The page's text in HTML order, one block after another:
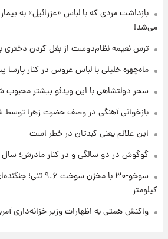
تیم را ترک کرد!
تصاویر کمتر دیده‌شده
بازداشت مردی که با لباس «عزرائیل» به
می‌شد!
ترس نعیمه نظام‌دوست از بغل کردن دختری
ماه‌چهره خلیلی با لباس عروس در کنار پارسا
سحر دولتشاهی با این ویدئو بیشتر محبوب
بازخوانی آهنگی در وصف حضرت زهرا توسط
این علائم یعنی کبدتان در خطر است
گوگوش در دو سالگی و در کنار مادرش؛ سال ۱۳۳۱
کیلومتر
واکنش همتی به اظهارات وزیر خزانه‌داری